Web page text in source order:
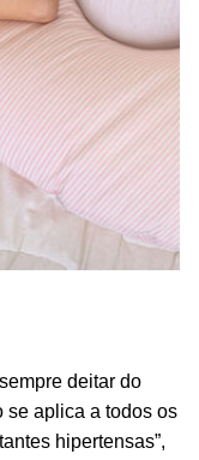
deitar do
se aplica a todos os
hipertensas”,